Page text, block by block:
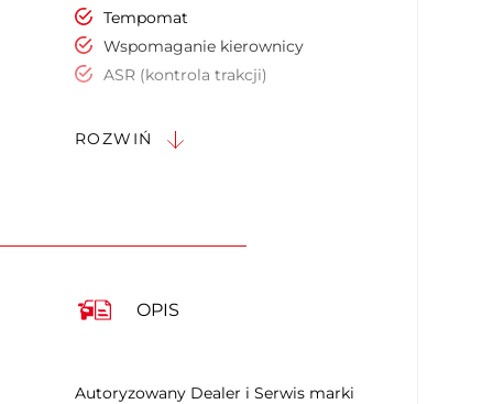
Tempomat
Wspomaganie kierownicy
ASR (kontrola trakcji)
Czujniki parkowania
Nawigacja GPS
Poduszka powietrzna pasażera
Wielofunkcyjna kierownica
ROZWIŃ
OPIS
Autoryzowany Dealer i Serwis marki